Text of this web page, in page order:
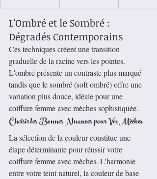
L'Ombré et le Sombré :
Dégradés Contemporains
Ces techniques créent une transition
graduelle de la racine vers les pointes.
L'ombré présente un contraste plus marqué
tandis que le sombré (soft ombré) offre une
variation plus douce, idéale pour une
coiffure femme avec mèches sophistiquée.
Choisir les Bonnes Nuances pour Vos Mèches
La sélection de la couleur constitue une
étape déterminante pour réussir votre
coiffure femme avec mèches. L'harmonie
entre votre teint naturel, la couleur de base